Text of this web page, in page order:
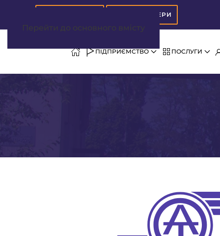
Перейти до основного вмісту
ДИСПЕТЧЕРИ
ПІДПРИЄМСТВО ПОСЛУГИ